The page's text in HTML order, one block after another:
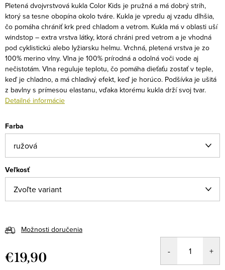
Pletená dvojvrstvová kukla Color Kids je pružná a má dobrý strih,
ktorý sa tesne obopína okolo tváre. Kukla je vpredu aj vzadu dlhšia,
čo pomáha chrániť krk pred chladom a vetrom. Kukla má v oblasti uší
windstop – extra vrstva látky, ktorá chráni pred vetrom a je vhodná
pod cyklistickú alebo lyžiarsku helmu. Vrchná, pletená vrstva je zo
100% merino vlny. Vlna je 100% prírodná a odolná voči vode aj
nečistotám. Vlna reguluje teplotu, čo pomáha dieťaťu zostať v teple,
keď je chladno, a má chladivý efekt, keď je horúco. Podšívka je ušitá
z bavlny s prímesou elastanu, vďaka ktorému kukla drží svoj tvar.
Detailné informácie
Farba
Veľkosť
Možnosti doručenia
€19,90